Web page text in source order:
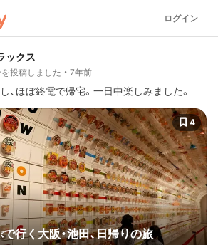
ログイン
ックス
投稿しました 7年前
、ほぼ終電で帰宅。一日中楽しみました。
4
行く大阪・池田、日帰りの旅